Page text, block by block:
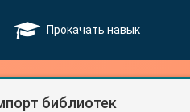
Прокачать навык
библиотек